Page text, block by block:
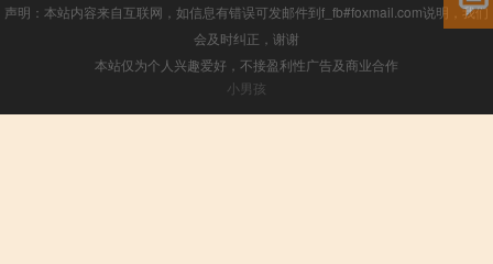
声明：本站内容来自互联网，如信息有错误可发邮件到f_fb#foxmail.com说明，我们
会及时纠正，谢谢
本站仅为个人兴趣爱好，不接盈利性广告及商业合作
小男孩